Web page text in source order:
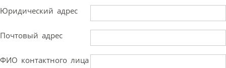
Юридический адрес
Почтовый адрес
ФИО контактного лица